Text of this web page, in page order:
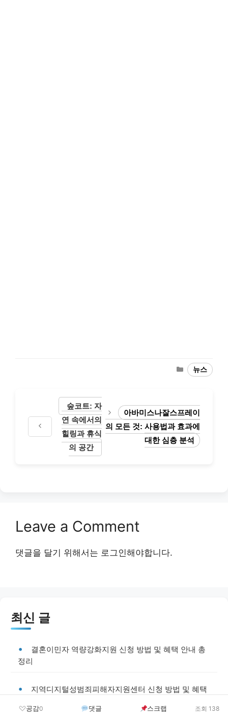
Categories
뉴스
숲코트: 자
연 속에서의
힐링과 휴식
의 공간
아바미스나잘스프레이
의 모든 것: 사용법과 효과에
대한 심층 분석
Leave a Comment
댓글을 달기 위해서는 로그인해야합니다.
최신 글
결혼이민자 역량강화지원 신청 방법 및 혜택 안내 총
정리
지역디지털성범죄피해자지원센터 신청 방법 및 혜택
공감0 댓글 스크랩 조회 138